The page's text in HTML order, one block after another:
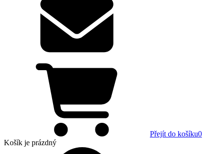
Přejít do košíku0
Košík je prázdný